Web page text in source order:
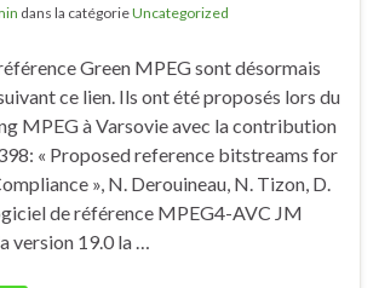
dans la catégorieUncategorized
Green MPEG sont désormais
ce lien. Ils ont été proposés lors du
MPEG à Varsovie avec la contribution
« Proposed reference bitstreams for
», N. Derouineau, N. Tizon, D.
de référence MPEG4-AVC JM
version 19.0 la …